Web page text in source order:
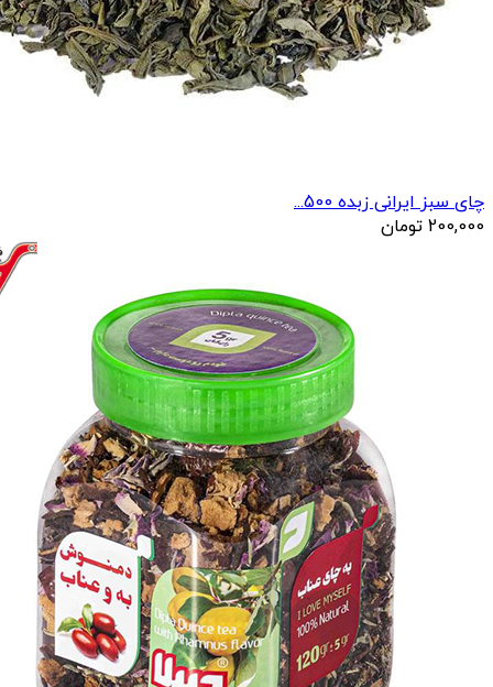
چای سبز ایرانی زبده 500...
200,000 تومان